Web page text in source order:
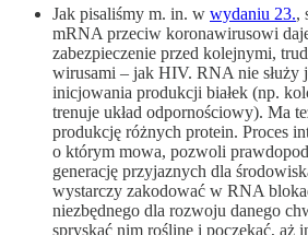
Jak pisaliśmy m. in. w wydaniu 23.,
mRNA przeciw koronawirusowi
zabezpieczenie przed kolejnymi,
wirusami – jak HIV. RNA nie służy
inicjowania produkcji białek (np.
trenuje układ odpornościowy). Ma
produkcję różnych protein. Proces
o którym mowa, pozwoli
generację przyjaznych dla
wystarczy zakodować w RNA
niezbędnego dla rozwoju danego
spryskać nim roślinę i poczekać, aż